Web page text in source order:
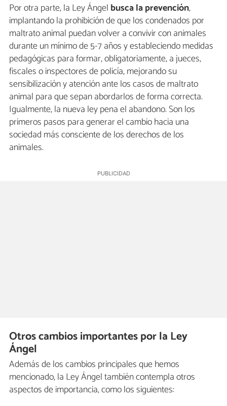
Por otra parte, la Ley Ángel busca la prevención,
implantando la prohibición de que los condenados por
maltrato animal puedan volver a convivir con animales
durante un mínimo de 5-7 años y estableciendo medidas
pedagógicas para formar, obligatoriamente, a jueces,
fiscales o inspectores de policía, mejorando su
sensibilización y atención ante los casos de maltrato
animal para que sepan abordarlos de forma correcta.
Igualmente, la nueva ley pena el abandono. Son los
primeros pasos para generar el cambio hacia una
sociedad más consciente de los derechos de los
animales.
Otros cambios importantes por la Ley
Ángel
Además de los cambios principales que hemos
mencionado, la Ley Ángel también contempla otros
aspectos de importancia, como los siguientes: